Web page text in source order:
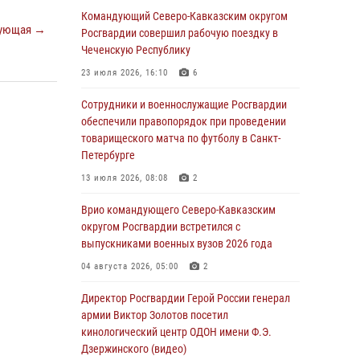
→
основам взрывобезопасности
07 августа 2026, 11:33
Рэпер ST посетил раненых росгвардейцев в
ведомства
07 августа 2026, 11:18 2
Патриотическая акция «Каникулы с
Росгвардией» прошла в Воронеже
В Ставрополе офицеры Росгвардии стали
участниками пресс-конференции по вопросам
в сфере оборота оружия
Мурал памяти военнослужащего Росгвардии
открыли в Астрахани
07 августа 2026, 10:13
Командующий Северо-Кавказским округом
Росгвардии совершил рабочую поездку в
Чеченскую Республику
23 июля 2026, 16:10 6
Сотрудники и военнослужащие Росгвардии
обеспечили правопорядок при проведении
товарищеского матча по футболу в Санкт-
Петербурге
13 июля 2026, 08:08 2
Врио командующего Северо-Кавказским
округом Росгвардии встретился с
выпускниками военных вузов 2026 года
04 августа 2026, 05:00 2
Директор Росгвардии Герой России генерал
армии Виктор Золотов посетил
кинологический центр ОДОН имени Ф.Э.
Дзержинского (видео)